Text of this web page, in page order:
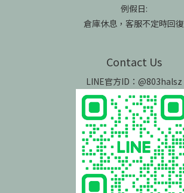
例假日:
倉庫休息，客服不定時回復
Contact Us
LINE官方ID：@803halsz